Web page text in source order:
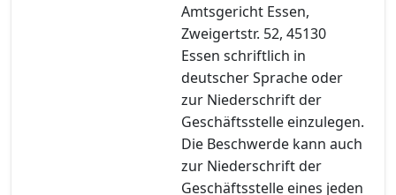
Amtsgericht Essen,
Zweigertstr. 52, 45130
Essen schriftlich in
deutscher Sprache oder
zur Niederschrift der
Geschäftsstelle einzulegen.
Die Beschwerde kann auch
zur Niederschrift der
Geschäftsstelle eines jeden